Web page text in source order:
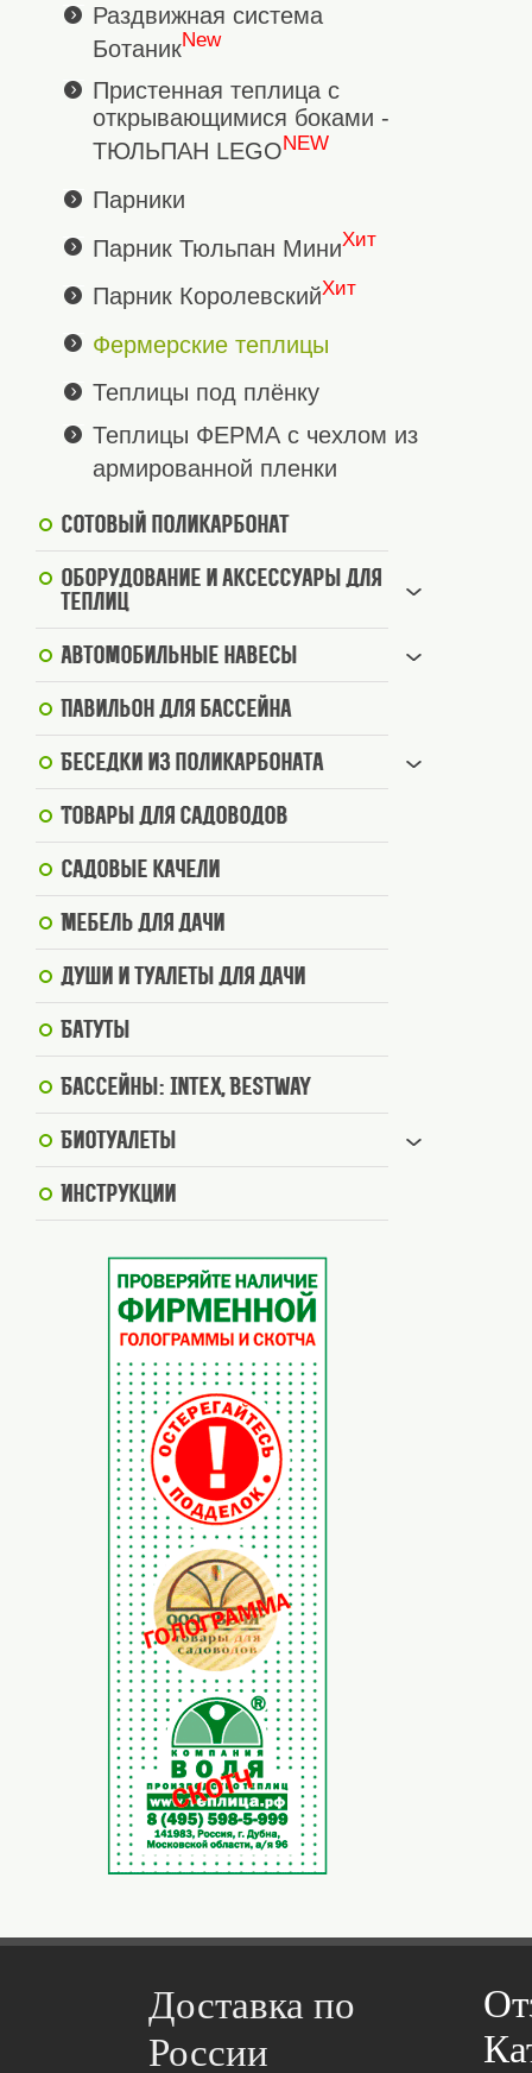
Раздвижная система
БотаникNew
Пристенная теплица с
открывающимися боками -
ТЮЛЬПАН LEGONEW
Парники
Парник Тюльпан МиниХит
Парник КоролевскийХит
Фермерские теплицы
Теплицы под плёнку
Теплицы ФЕРМА с чехлом из
армированной пленки
Сотовый поликарбонат
Оборудование и аксессуары для
теплиц
Автомобильные навесы
Павильон для бассейна
Беседки из поликарбоната
Товары для садоводов
Садовые качели
Мебель для дачи
Души и туалеты для дачи
Батуты
Бассейны: Intex, BestWay
Биотуалеты
Инструкции
Доставка по
России